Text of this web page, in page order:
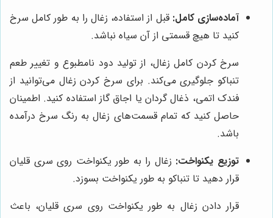
آماده‌سازی کامل: قبل از استفاده، زغال را به طور کامل سرخ
کنید تا هیچ قسمتی از آن سیاه نباشد.
سرخ کردن کامل زغال، از تولید دود نامطبوع و تغییر طعم
تنباکو جلوگیری می‌کند. برای سرخ کردن زغال می‌توانید از
فندک اتمی، ذغال گردان یا اجاق گاز استفاده کنید. اطمینان
حاصل کنید که تمام قسمت‌های زغال به رنگ سرخ درآمده
باشد.
توزیع یکنواخت: زغال را به طور یکنواخت روی سری قلیان
قرار دهید تا تنباکو به طور یکنواخت بسوزد.
قرار دادن زغال به طور یکنواخت روی سری قلیان، باعث